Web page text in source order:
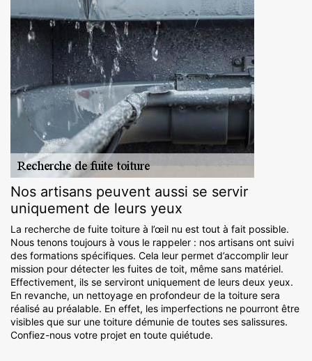
Nos artisans peuvent aussi se servir
uniquement de leurs yeux
La recherche de fuite toiture à l’œil nu est tout à fait possible.
Nous tenons toujours à vous le rappeler : nos artisans ont suivi
des formations spécifiques. Cela leur permet d’accomplir leur
mission pour détecter les fuites de toit, même sans matériel.
Effectivement, ils se serviront uniquement de leurs deux yeux.
En revanche, un nettoyage en profondeur de la toiture sera
réalisé au préalable. En effet, les imperfections ne pourront être
visibles que sur une toiture démunie de toutes ses salissures.
Confiez-nous votre projet en toute quiétude.